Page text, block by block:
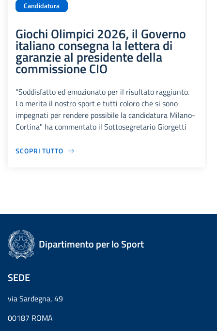
Candidatura
Giochi Olimpici 2026, il Governo
italiano consegna la lettera di
garanzie al presidente della
commissione CIO
“Soddisfatto ed emozionato per il risultato raggiunto.
Lo merita il nostro sport e tutti coloro che si sono
impegnati per rendere possibile la candidatura Milano-
Cortina" ha commentato il Sottosegretario Giorgetti
SCOPRI TUTTO
Dipartimento per lo Sport
SEDE
via Sardegna, 49
00187 ROMA